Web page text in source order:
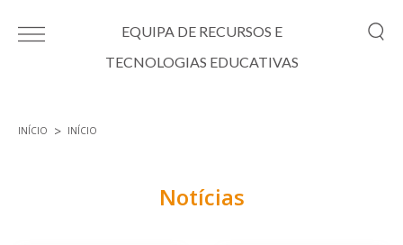
EQUIPA DE RECURSOS E
TECNOLOGIAS EDUCATIVAS
INÍCIO INÍCIO
Notícias